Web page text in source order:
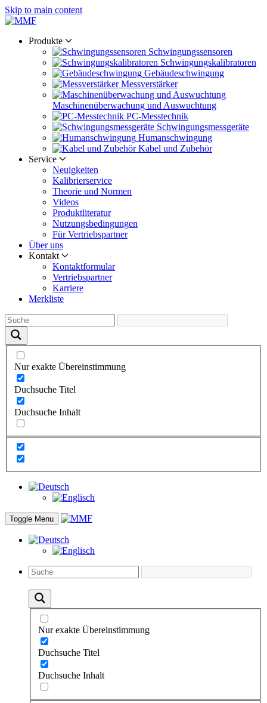
Skip to main content
Produkte
Schwingungs­sensoren
Schwingungs­kalibratoren
Gebäude­schwingung
Messverstärker
Maschinen­überwachung und Auswuchtung
PC-Messtechnik
Schwingungs­messgeräte
Human­schwingung
Kabel und Zubehör
Service
Neuigkeiten
Kalibrier­service
Theorie und Normen
Videos
Produkt­literatur
Nutzungs­bedingungen
Für Vertriebs­partner
Über uns
Kontakt
Kontaktformular
Vertriebs­partner
Karriere
Merkliste
Nur exakte Übereinstimmung
Duchsuche Titel
Duchsuche Inhalt
Toggle Menu
Nur exakte Übereinstimmung
Duchsuche Titel
Duchsuche Inhalt